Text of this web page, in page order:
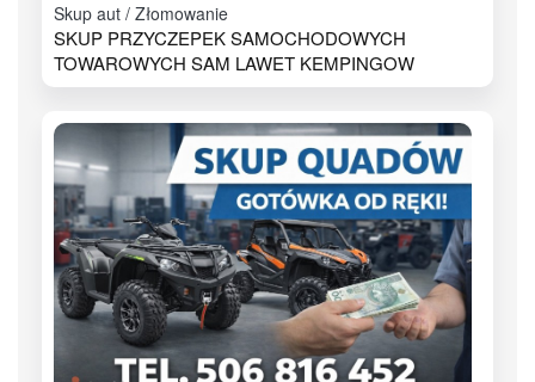
Skup aut / Złomowanie
SKUP PRZYCZEPEK SAMOCHODOWYCH
TOWAROWYCH SAM LAWET KEMPINGOW